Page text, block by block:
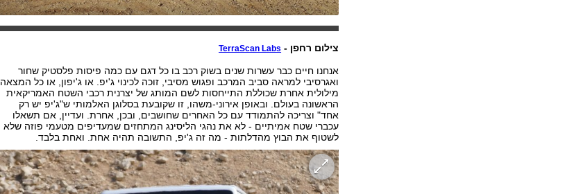
צילום רחפן - TerraScan Labs
אנחנו חיים כבר עשרות שנים בשוק רכב בו כל דגם עם כמה פיסות פלסטיק שחור
ואגרסיבי למראה סביב המרכב ופגוש מסיבי, זוכה לכינוי ג'יפ. או ג'יפון, או כל המצאה
מילולית אחרת שכוללת התייחסות לשם המותג של יצרנית רכבי השטח האמריקאית
הראשונה בעולם. ובאופן אירוני-משהו, זו שקובעת בסלוגן האלמותי ש"ג'יפ יש רק
אחד" וצריכה להתמודד עם כל האחרים שחושבים, ובכן, אחרת. ועדיין, אם תשאלו
עכברי שטח אמיתיים - לא את נהגי הליסינג המתחזים שמעדיפים מטעמי פוזה שלא
לשטוף את הבוץ מהדלתות - מה זה ג'יפ, התשובה תהיה אחת. ואחת בלבד.